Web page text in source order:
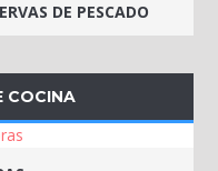
DE PESCADO
COCINA